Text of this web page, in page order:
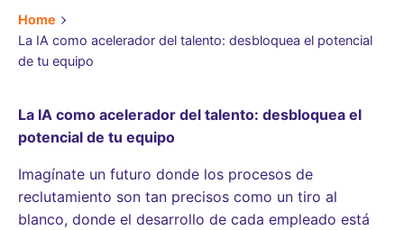
Home
La IA como acelerador del talento: desbloquea el potencial
de tu equipo
La IA como acelerador del talento: desbloquea el
potencial de tu equipo
Imagínate un futuro donde los procesos de
reclutamiento son tan precisos como un tiro al
blanco, donde el desarrollo de cada empleado está